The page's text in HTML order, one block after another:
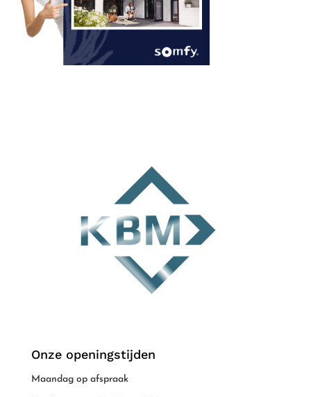
Onze openingstijden
Maandag op afspraak